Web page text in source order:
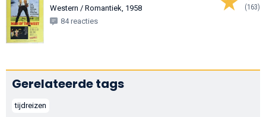
(163)
Western / Romantiek, 1958
84 reacties
Gerelateerde tags
tijdreizen